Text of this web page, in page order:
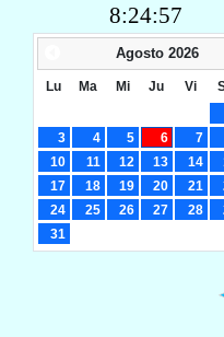
8:24:58
Agosto 2026
Lu Ma Mi Ju Vi
3
4 5 6 7
10
11 12 13 14
17
18 19 20 21
24
25 26 27 28
31